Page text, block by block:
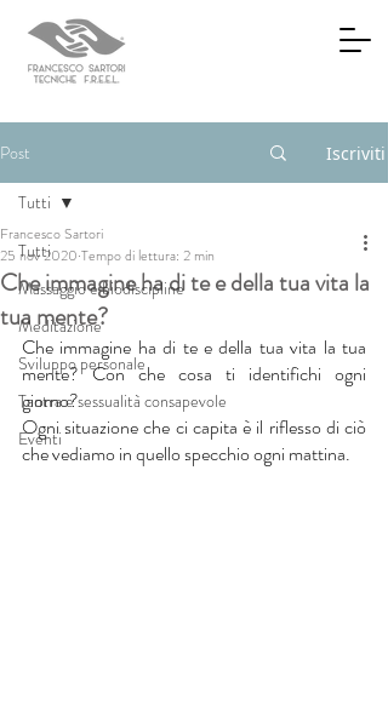
Post Iscriviti
Tutti
Massaggio e biodiscipline
Meditazione
Sviluppo personale
Tantra e sessualità consapevole
Eventi
Tutti
Che immagine ha di te e della tua vita la
tua mente?
Francesco Sartori
25 nov 2020 Tempo di lettura: 2 min
Che immagine ha di te e della tua vita la tua
mente? Con che cosa ti identifichi ogni
giorno?
Ogni situazione che ci capita è il riflesso di ciò
che vediamo in quello specchio ogni mattina.